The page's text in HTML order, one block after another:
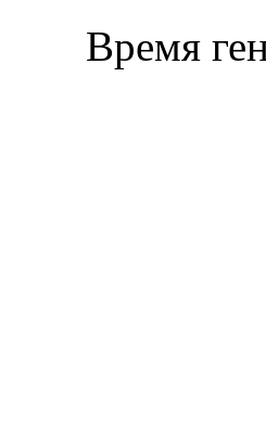
Время